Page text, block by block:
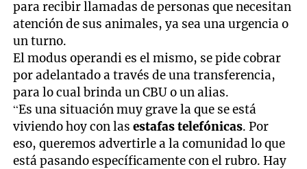
para recibir llamadas de personas que necesitan
atención de sus animales, ya sea una urgencia o
un turno.
El modus operandi es el mismo, se pide cobrar
por adelantado a través de una transferencia,
para lo cual brinda unCBU o un alias.
“Es una situación muy grave la que se está
viviendo hoy con lasestafas telefónicas. Por
eso, queremos advertirle a la comunidad lo que
está pasando específicamente con el rubro. Hay